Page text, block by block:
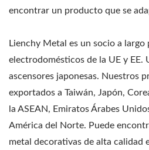
encontrar un producto que se
Lienchy Metal es un socio a largo
electrodomésticos de la UE y EE.
ascensores japonesas. Nuestros
exportados a Taiwán, Japón,
la ASEAN, Emiratos Árabes
América del Norte. Puede
metal decorativas de alta calidad